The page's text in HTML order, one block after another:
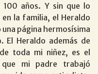
100 años. Y sin que lo
en la familia, el Heraldo
página hermosísima
El Heraldo además de
toda mi niñez, es el
mi padre trabajó